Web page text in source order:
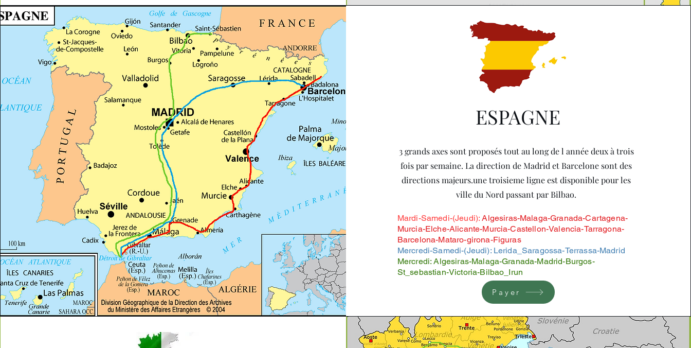
ESPAGNE
3 grands axes sont proposés tout au long de l année deux à trois
fois par semaine. La direction de Madrid et Barcelone sont des
directions majeurs.une troisieme ligne est disponible pour les
ville du Nord passant par Bilbao.
Mardi-Samedi-(Jeudi): Algesiras-Malaga-Granada-Cartagena-
Murcia-Elche-Alicante-Murcia-Castellon-Valencia-Tarragona-
Barcelona-Mataro-girona-Figuras
Mercredi-Samedi-(Jeudi): Lerida_Saragossa-Terrassa-Madrid
Mercredi: Algesiras-Malaga-Granada-Madrid-Burgos-
St_sebastian-Victoria-Bilbao_Irun
Payer